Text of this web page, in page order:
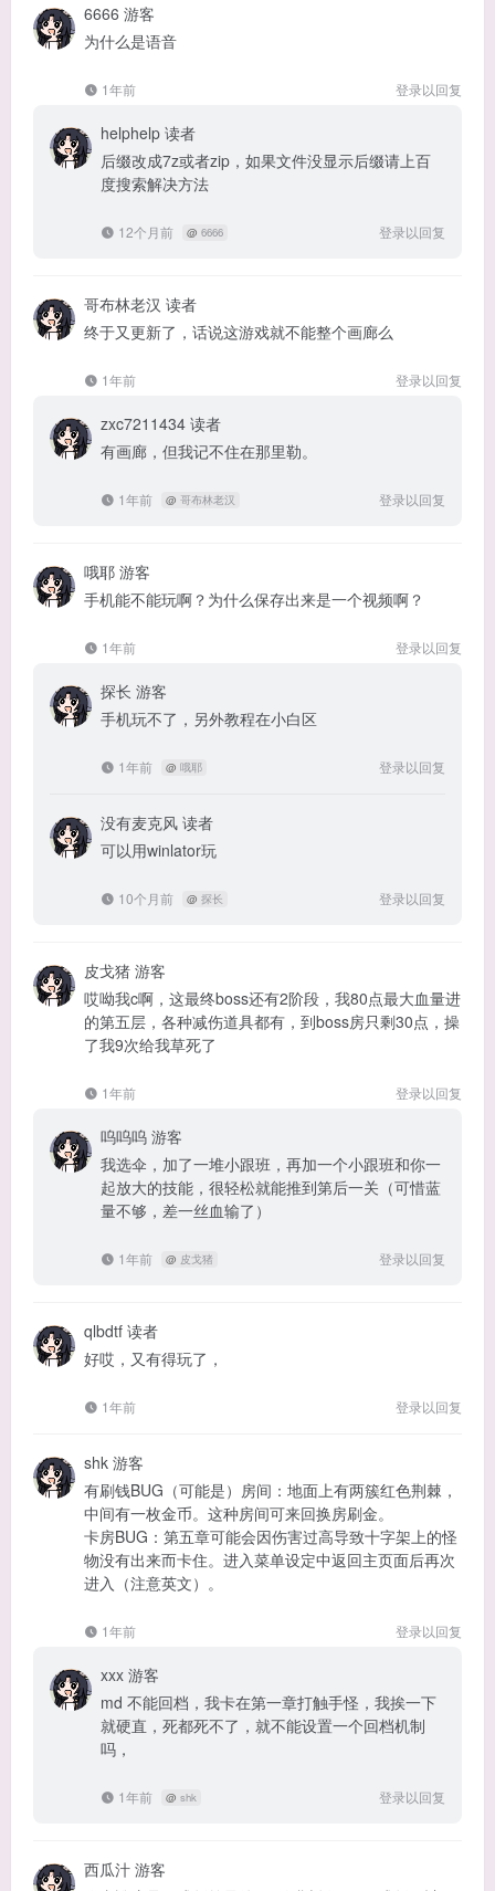
6666 游客
为什么是语音
1年前 登录以回复
helphelp 读者
后缀改成7z或者zip，如果文件没显示后缀请上百
度搜索解决方法
12个月前 @ 6666 登录以回复
哥布林老汉 读者
终于又更新了，话说这游戏就不能整个画廊么
1年前 登录以回复
zxc7211434 读者
有画廊，但我记不住在那里勒。
1年前 @ 哥布林老汉 登录以回复
哦耶 游客
手机能不能玩啊？为什么保存出来是一个视频啊？
1年前 登录以回复
探长 游客
手机玩不了，另外教程在小白区
1年前 @ 哦耶 登录以回复
没有麦克风 读者
可以用winlator玩
10个月前 @ 探长 登录以回复
皮戈猪 游客
哎呦我c啊，这最终boss还有2阶段，我80点最大血量进
的第五层，各种减伤道具都有，到boss房只剩30点，操
了我9次给我草死了
1年前 登录以回复
呜呜呜 游客
我选伞，加了一堆小跟班，再加一个小跟班和你一
起放大的技能，很轻松就能推到第后一关（可惜蓝
量不够，差一丝血输了）
1年前 @ 皮戈猪 登录以回复
qlbdtf 读者
好哎，又有得玩了，
1年前 登录以回复
shk 游客
有刷钱BUG（可能是）房间：地面上有两簇红色荆棘，
中间有一枚金币。这种房间可来回换房刷金。
卡房BUG：第五章可能会因伤害过高导致十字架上的怪
物没有出来而卡住。进入菜单设定中返回主页面后再次
进入（注意英文）。
1年前 登录以回复
xxx 游客
md 不能回档，我卡在第一章打触手怪，我挨一下
就硬直，死都死不了，就不能设置一个回档机制
吗，
1年前 @ shk 登录以回复
西瓜汁 游客